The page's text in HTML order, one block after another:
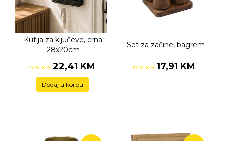
Kutija za ključeve, crna
28x20cm
24,90 KM 22,41 KM
Dodaj u korpu
Set za začine, bagrem
19,90 KM 17,91 KM